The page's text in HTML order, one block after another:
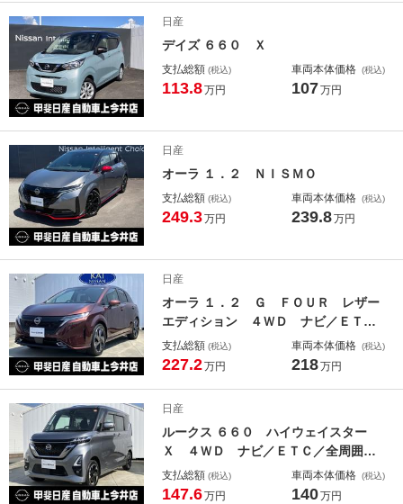
日産
デイズ ６６０ Ｘ
支払総額 (税込)
113.8万円
車両本体価格 (税込)
107万円
日産
オーラ １．２ ＮＩＳＭＯ
支払総額 (税込)
249.3万円
車両本体価格 (税込)
239.8万円
日産
オーラ １．２ Ｇ ＦＯＵＲ レザー
エディション ４ＷＤ ナビ／ＥＴＣ
／全周囲カメラ／衝突軽減ブレーキ／
踏み間違い防止装置／シートヒーター
コ／ＬＥＤヘッドライト／プロパイロ
ット／点検記録簿
支払総額 (税込)
227.2万円
車両本体価格 (税込)
218万円
日産
ルークス ６６０ ハイウェイスター
Ｘ ４ＷＤ ナビ／ＥＴＣ／全周囲カ
メラ／衝突軽減ブレーキ／踏み間違い
防止装置／横滑り防止装置／障害物セ
支払総額 (税込)
147.6万円
車両本体価格 (税込)
140万円